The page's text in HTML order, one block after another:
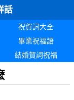
話
祝賀詞大全
畢業祝福語
結婚賀詞祝福